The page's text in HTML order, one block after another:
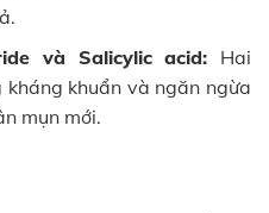
và Salicylic acid: Hai
khuẩn và ngăn ngừa
mụn mới.